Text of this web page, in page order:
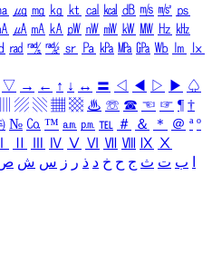
㎍ ㎎ ㎏ ㏏ ㎈ ㎉ ㏈ ㎧ ㎨ ㎰
㎂ ㎃ ㎄ ㎺ ㎻ ㎽ ㎾ ㎿ ㎐ ㎑
㎭ ㎮ ㎯ ㏛ ㎩ ㎪ ㎫ ㎬ ㏝ ㏐
㏓
▽ → ← ↑ ↓ ↔ 〓 ◁ ◀ ▷ ▶ ♤
▨ ▧ ▦ ▩ ♨ ☏ ☎ ☜ ☞ ¶ †
№ ㏇ ™ ㏂ ㏘ ℡ ＃ ＆ ＊ ＠ ª º
Ⅳ Ⅴ Ⅵ Ⅶ Ⅷ Ⅸ Ⅹ
ب ت ث ج ح خ د ذ ر ز س ش